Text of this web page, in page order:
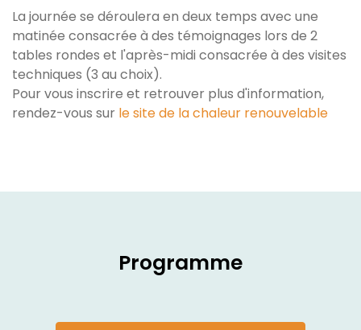
La journée se déroulera en deux temps avec une
matinée consacrée à des témoignages lors de 2
tables rondes et l'après-midi consacrée à des visites
techniques (3 au choix).
Pour vous inscrire et retrouver plus d'information,
rendez-vous sur le site de la chaleur renouvelable
Programme